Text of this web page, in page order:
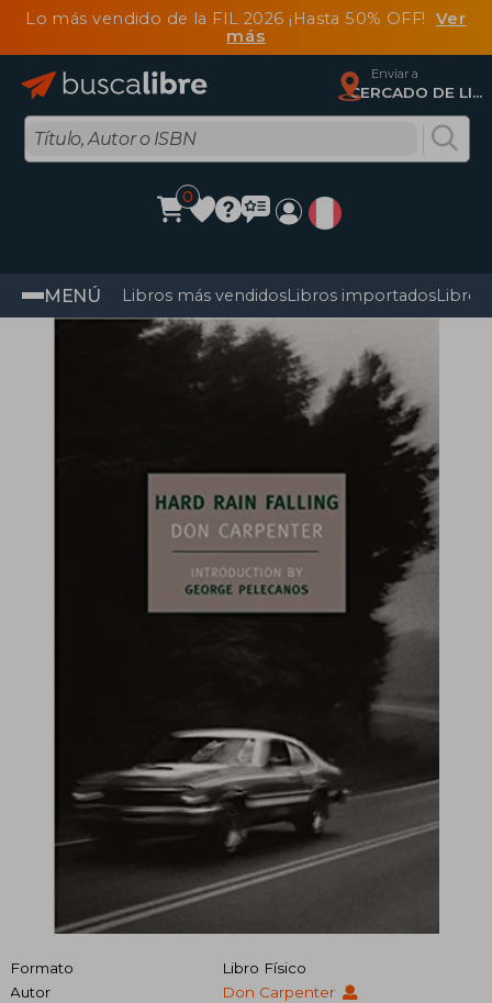
Lo más vendido de la FIL 2026 ¡Hasta 50% OFF! Ver
más
Enviar a
CERCADO DE LIMA, Lima
0
MENÚ Libros más vendidosLibros importadosLibros
Formato
Libro Físico
Autor
Don Carpenter